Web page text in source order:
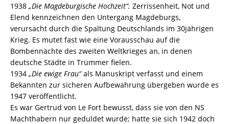
1938 „Die Magdeburgische Hochzeit“. Zerrissenheit, Not und
Elend kennzeichnen den Untergang Magdeburgs,
verursacht durch die Spaltung Deutschlands im 30jährigen
Krieg. Es mutet fast wie eine Vorausschau auf die
Bombennächte des zweiten Weltkrieges an, in denen
deutsche Städte in Trümmer fielen.
1934 „Die ewige Frau“als Manuskript verfasst und einem
Bekannten zur sicheren Aufbewahrung übergeben wurde es
1947 veröffentlicht.
Es war Gertrud von Le Fort bewusst, dass sie von den NS
Machthabern nur geduldet wurde; hatte sie sich 1942 doch